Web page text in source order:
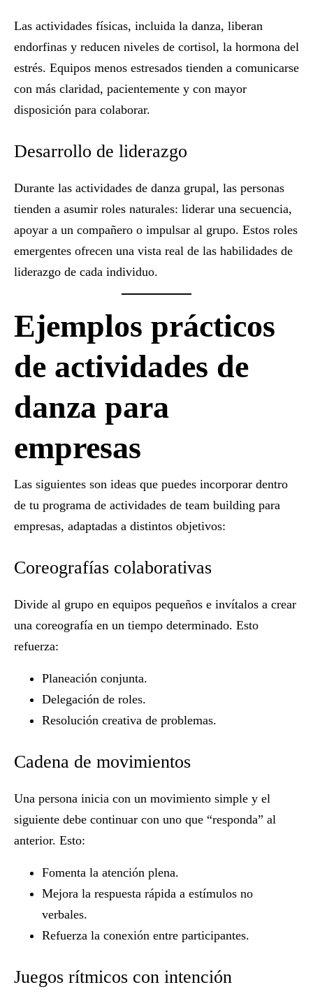
Las actividades físicas, incluida la danza, liberan
endorfinas y reducen niveles de cortisol, la hormona del
estrés. Equipos menos estresados tienden a comunicarse
con más claridad, pacientemente y con mayor
disposición para colaborar.
Desarrollo de liderazgo
Durante las actividades de danza grupal, las personas
tienden a asumir roles naturales: liderar una secuencia,
apoyar a un compañero o impulsar al grupo. Estos roles
emergentes ofrecen una vista real de las habilidades de
liderazgo de cada individuo.
Ejemplos prácticos
de actividades de
danza para
empresas
Las siguientes son ideas que puedes incorporar dentro
de tu programa de actividades de team building para
empresas, adaptadas a distintos objetivos:
Coreografías colaborativas
Divide al grupo en equipos pequeños e invítalos a crear
una coreografía en un tiempo determinado. Esto
refuerza:
Planeación conjunta.
Delegación de roles.
Resolución creativa de problemas.
Cadena de movimientos
Una persona inicia con un movimiento simple y el
siguiente debe continuar con uno que “responda” al
anterior. Esto:
Fomenta la atención plena.
Mejora la respuesta rápida a estímulos no
verbales.
Refuerza la conexión entre participantes.
Juegos rítmicos con intención